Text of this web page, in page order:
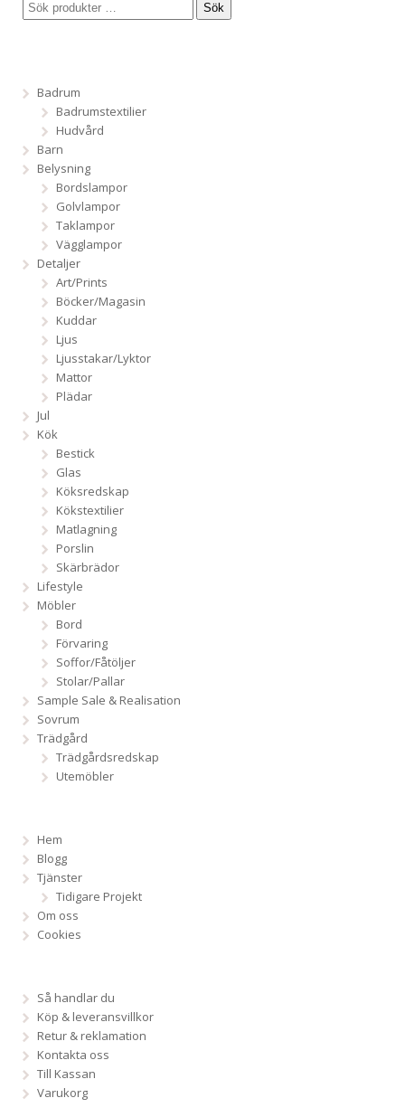
Sök
Badrum
Badrumstextilier
Hudvård
Barn
Belysning
Bordslampor
Golvlampor
Taklampor
Vägglampor
Detaljer
Art/Prints
Böcker/Magasin
Kuddar
Ljus
Ljusstakar/Lyktor
Mattor
Plädar
Jul
Kök
Bestick
Glas
Köksredskap
Kökstextilier
Matlagning
Porslin
Skärbrädor
Lifestyle
Möbler
Bord
Förvaring
Soffor/Fåtöljer
Stolar/Pallar
Sample Sale & Realisation
Sovrum
Trädgård
Trädgårdsredskap
Utemöbler
Hem
Blogg
Tjänster
Tidigare Projekt
Om oss
Cookies
Så handlar du
Köp & leveransvillkor
Retur & reklamation
Kontakta oss
Till Kassan
Varukorg